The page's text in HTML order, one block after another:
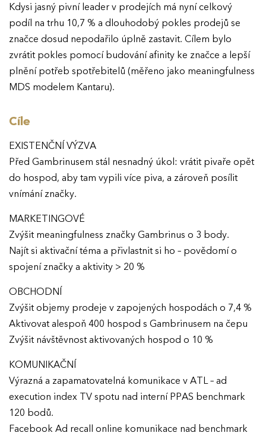
Kdysi jasný pivní leader v prodejích má nyní celkový
podíl na trhu 10,7 % a dlouhodobý pokles prodejů se
značce dosud nepodařilo úplně zastavit. Cílem bylo
zvrátit pokles pomocí budování afinity ke značce a lepší
plnění potřeb spotřebitelů (měřeno jako meaningfulness
MDS modelem Kantaru).
Cíle
EXISTENČNÍ VÝZVA
Před Gambrinusem stál nesnadný úkol: vrátit pivaře opět
do hospod, aby tam vypili více piva, a zároveň posílit
vnímání značky.
MARKETINGOVÉ
Zvýšit meaningfulness značky Gambrinus o 3 body.
Najít si aktivační téma a přivlastnit si ho – povědomí o
spojení značky a aktivity > 20 %
OBCHODNÍ
Zvýšit objemy prodeje v zapojených hospodách o 7,4 %
Aktivovat alespoň 400 hospod s Gambrinusem na čepu
Zvýšit návštěvnost aktivovaných hospod o 10 %
KOMUNIKAČNÍ
Výrazná a zapamatovatelná komunikace v ATL – ad
execution index TV spotu nad interní PPAS benchmark
120 bodů.
Facebook Ad recall online komunikace nad benchmark